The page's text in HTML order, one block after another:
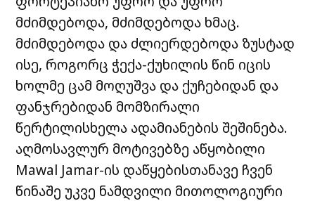
მძიმდებოდა, მძიმდებოდა ხმაც.
მძიმდებოდა და ძლიერდებოდა ზუსტად
ისე, როგორც ჭექა-ქუხილის წინ იცის
ხოლმე ცამ მოღუშვა და ქუჩებიდან და
ფანჯრებიდან მომზირალი
წერტილისხელა ადამიანების შეშინება.
აღმოსავლურ მოტივებზე აწყობილი
Mawal Jamar-ის დაწყებისთანავე ჩვენ
წინაშე უკვე ნამდვილი მითოლოგიური